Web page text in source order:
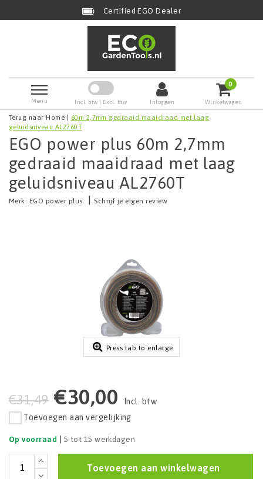
Certified EGO Dealer
Menu Incl. btw | Excl. btw Inloggen
0
Winkelwagen
Terug naar Home
60m 2,7mm gedraaid maaidraad met laag
geluidsniveau AL2760T
EGO power plus 60m 2,7mm
gedraaid maaidraad met laag
geluidsniveau AL2760T
Merk: EGO power plus Schrijf je eigen review
Press tab to enlarge
€31,49 €30,00
Incl. btw
Toevoegen aan vergelijking
Op voorraad | 5 tot 15 werkdagen
Toevoegen aan winkelwagen